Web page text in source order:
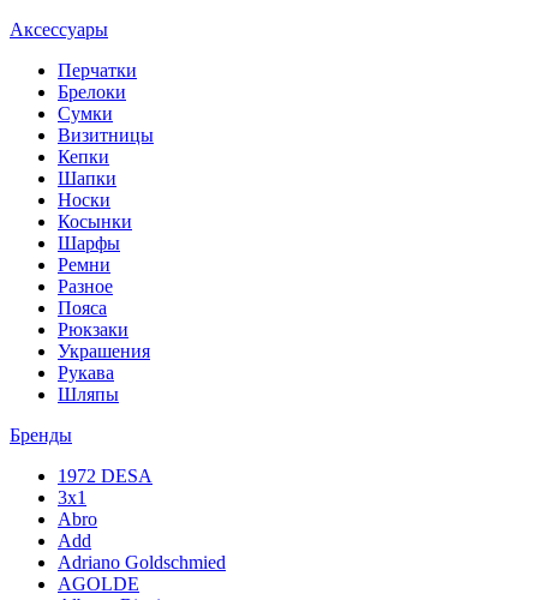
Аксессуары
Перчатки
Брелоки
Сумки
Визитницы
Кепки
Шапки
Носки
Косынки
Шарфы
Ремни
Разное
Пояса
Рюкзаки
Украшения
Рукава
Шляпы
Бренды
1972 DESA
3x1
Abro
Add
Adriano Goldschmied
AGOLDE